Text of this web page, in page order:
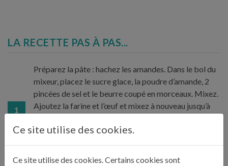
LA RECETTE PAS À PAS...
1
Préparez la pâte : hachez les amandes. Dans le bol du
mixeur, placez le sucre glace, la poudre d’amande, 2
pincées de sel et le beurre coupé en morceaux. Mixez.
Ajoutez la farine et l’œuf et mixez à nouveau jusqu’à
aplatissez-la légèrement, filmez-la et laissez reposer
Ce site utilise des cookies.
Ce site utilise des cookies. Certains cookies sont